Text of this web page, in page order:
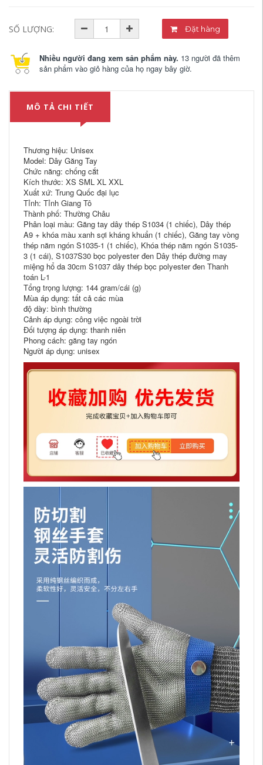
SỐ LƯỢNG: Đặt hàng
Nhiều người đang xem sản phẩm này. 13 người đã thêm
sản phẩm vào giỏ hàng của họ ngay bây giờ.
MÔ TẢ CHI TIẾT
Thương hiệu: Unisex
Model: Dây Găng Tay
Chức năng: chống cắt
Kích thước: XS SML XL XXL
Xuất xứ: Trung Quốc đại lục
Tỉnh: Tỉnh Giang Tô
Thành phố: Thường Châu
Phân loại màu: Găng tay dây thép S1034 (1 chiếc), Dây thép
A9 + khóa màu xanh sợi kháng khuẩn (1 chiếc), Găng tay vòng
thép năm ngón S1035-1 (1 chiếc), Khóa thép năm ngón S1035-
3 (1 cái), S1037S30 bọc polyester đen Dây thép đường may
miệng hổ da 30cm S1037 dây thép bọc polyester đen Thanh
toán L-1
Tổng trọng lượng: 144 gram/cái (g)
Mùa áp dụng: tất cả các mùa
độ dày: bình thường
Cảnh áp dụng: công việc ngoài trời
Đối tượng áp dụng: thanh niên
Phong cách: găng tay ngón
Người áp dụng: unisex